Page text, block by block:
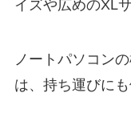
イズや広めのXL
ノートパソコン
は、持ち運びにも